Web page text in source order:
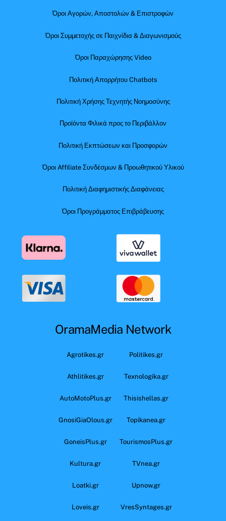
Όροι Αγορών, Αποστολών & Επιστροφών
Όροι Συμμετοχής σε Παιχνίδια & Διαγωνισμούς
Όροι Παραχώρησης Video
Πολιτική Απορρήτου Chatbots
Πολιτική Χρήσης Τεχνητής Νοημοσύνης
Προϊόντα Φιλικά προς το Περιβάλλον
Πολιτική Εκπτώσεων και Προσφορών
Όροι Affiliate Συνδέσμων & Προωθητικού Υλικού
Πολιτική Διαφημιστικής Διαφάνειας
Όροι Προγράμματος Επιβράβευσης
OramaMedia Network
Agrotikes.gr Politikes.gr
Athlitikes.gr Texnologika.gr
AutoMotoPlus.gr Thisishellas.gr
GnosiGiaOlous.gr Topikanea.gr
GoneisPlus.gr TourismosPlus.gr
Kultura.gr TVnea.gr
Loatki.gr Upnow.gr
Loveis.gr VresSyntages.gr